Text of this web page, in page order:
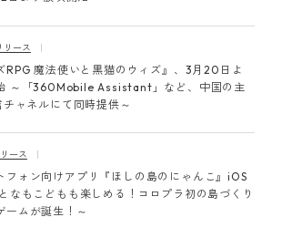
リース
RPG 魔法使いと黒猫のウィズ』、3月20日よ
～「360Mobile Assistant」など、中国の主
チャネルにて同時提供～
ース
フォン向けアプリ『ほしの島のにゃんこ』iOS
なもこどもも楽しめる！コロプラ初の島づくり
ームが誕生！～